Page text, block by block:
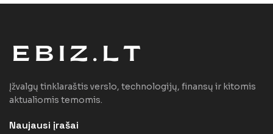
Įžvalgų tinklaraštis verslo, technologijų, finansų ir kitomis
aktualiomis temomis.
Naujausi įrašai